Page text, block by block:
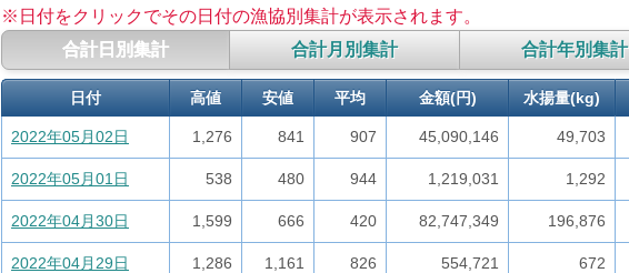
※日付をクリックでその日付の漁協別集計が表示されます。
合計日別集計
合計月別集計 合計年別集計
日付 高値 安値 平均 金額(円) 水揚量(kg)
2022年05月02日 1,276 841 907 45,090,146 49,703
2022年05月01日 538 480 944 1,219,031 1,292
2022年04月30日 1,599 666 420 82,747,349 196,876
2022年04月29日 1,286 1,161 826 554,721 672